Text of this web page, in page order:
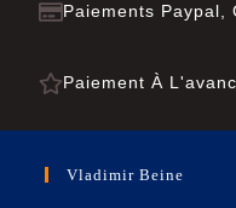
Paiements Paypal,
Paiement À
Vladimir Beine